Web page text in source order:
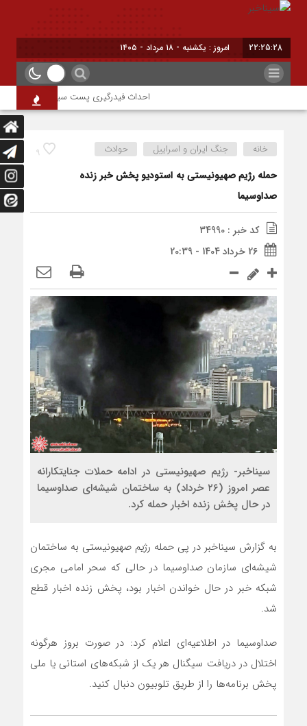
22:25:29 امروز : یکشنبه - ۱۸ مرداد - ۱۴۰۵
احداث فیدرگیری پست سیار شهرک رازی؛
9 خانه جنگ ایران و اسراییل حوادث
حمله رژیم صهیونیستی به استودیو پخش خبر زنده
صداوسیما
کد خبر : 34990
26 خرداد 1404 - 20:39
سیناخبر- رژیم صهیونیستی در ادامه حملات جنایتکارانه
عصر امروز (۲۶ خرداد) به ساختمان شیشه‌ای صداوسیما
در حال پخش زنده اخبار حمله کرد.
به گزارش سیناخبر در پی حمله رژیم صهیونیستی به ساختمان
شیشه‌ای سازمان صداوسیما در حالی که سحر امامی مجری
شبکه خبر در حال خواندن اخبار بود، پخش زنده اخبار قطع
شد.
صداوسیما در اطلاعیه‌ای اعلام کرد: در صورت بروز هرگونه
اختلال در دریافت سیگنال هر یک از شبکه‌های استانی یا ملی
پخش برنامه‌ها را از طریق تلوبیون دنبال کنید.